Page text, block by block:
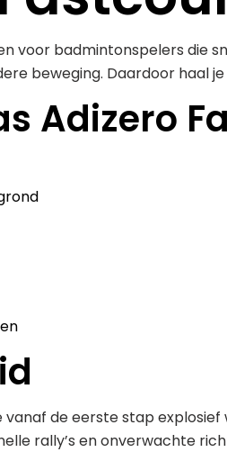
voor badmintonspelers die
beweging. Daardoor haal
Adizero
de eerste stap
rally’s en onverwachte